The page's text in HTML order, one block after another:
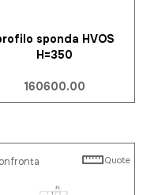
sponda HVOS
H=350
160600.00
Quote